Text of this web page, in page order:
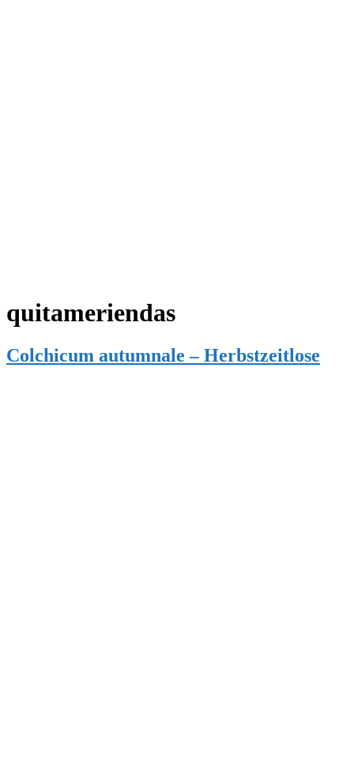
quitameriendas
Colchicum autumnale – Herbstzeitlose